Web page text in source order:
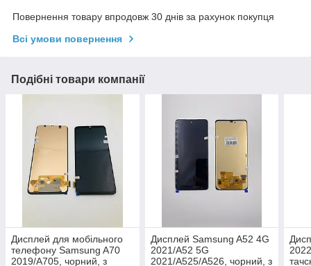
Повернення товару впродовж 30 днів за рахунок покупця
Всі умови повернення
Подібні товари компанії
Дисплей для мобільного
телефону Samsung A70
2019/A705, чорний, з
Дисплей Samsung A52 4G
2021/A52 5G
2021/A525/A526, чорний, з